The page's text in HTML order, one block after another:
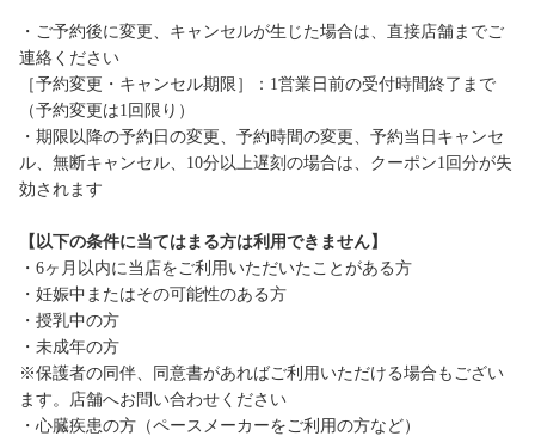
・ご予約後に変更、キャンセルが生じた場合は、直接店舗までご
連絡ください
［予約変更・キャンセル期限］：1営業日前の受付時間終了まで
（予約変更は1回限り）
・期限以降の予約日の変更、予約時間の変更、予約当日キャンセ
ル、無断キャンセル、10分以上遅刻の場合は、クーポン1回分が失
効されます
【以下の条件に当てはまる方は利用できません】
・6ヶ月以内に当店をご利用いただいたことがある方
・妊娠中またはその可能性のある方
・授乳中の方
・未成年の方
※保護者の同伴、同意書があればご利用いただける場合もござい
ます。店舗へお問い合わせください
・心臓疾患の方（ペースメーカーをご利用の方など）